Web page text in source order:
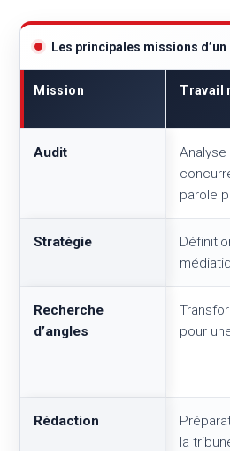
Les principales missions
Mission Travail
Audit
parole
Stratégie
Recherche
d’angles
pour
Rédaction
la